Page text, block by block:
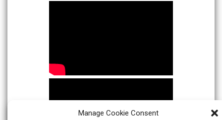
Manage Cookie Consent